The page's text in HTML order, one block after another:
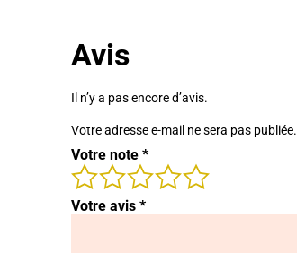
Avis
Il n’y a pas encore d’avis.
Votre adresse e-mail ne sera pas publiée.
Votre note *
Votre avis *